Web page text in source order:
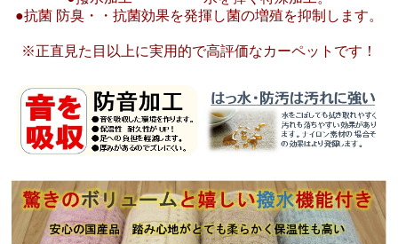
●抗菌 防臭・・抗菌効果を発揮し菌の増殖を抑制します。
※正直見た目以上に実用的で高評価なカーペットです！